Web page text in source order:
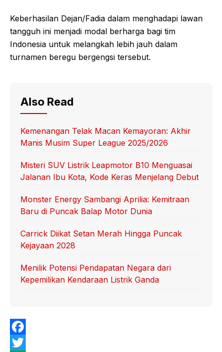
Keberhasilan Dejan/Fadia dalam menghadapi lawan
tangguh ini menjadi modal berharga bagi tim
Indonesia untuk melangkah lebih jauh dalam
turnamen beregu bergengsi tersebut.
Also Read
Kemenangan Telak Macan Kemayoran: Akhir
Manis Musim Super League 2025/2026
Misteri SUV Listrik Leapmotor B10 Menguasai
Jalanan Ibu Kota, Kode Keras Menjelang Debut
Monster Energy Sambangi Aprilia: Kemitraan
Baru di Puncak Balap Motor Dunia
Carrick Diikat Setan Merah Hingga Puncak
Kejayaan 2028
Menilik Potensi Pendapatan Negara dari
Kepemilikan Kendaraan Listrik Ganda
F